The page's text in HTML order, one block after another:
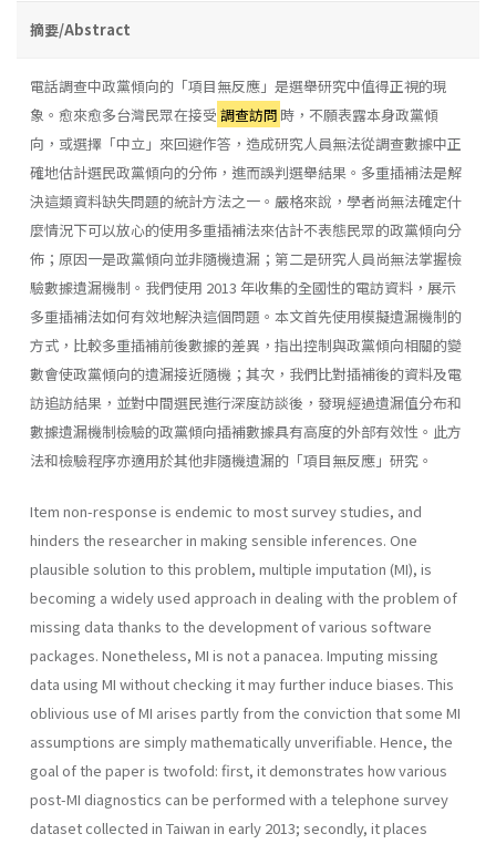
摘要/Abstract
電話調查中政黨傾向的「項目無反應」是選舉研究中值得正視的現
象。愈來愈多台灣民眾在接受 調查訪問 時，不願表露本身政黨傾
向，或選擇「中立」來回避作答，造成研究人員無法從調查數據中正
確地估計選民政黨傾向的分佈，進而誤判選舉結果。多重插補法是解
決這類資料缺失問題的統計方法之一。嚴格來說，學者尚無法確定什
麼情況下可以放心的使用多重插補法來估計不表態民眾的政黨傾向分
佈；原因一是政黨傾向並非隨機遺漏；第二是研究人員尚無法掌握檢
驗數據遺漏機制。我們使用 2013 年收集的全國性的電訪資料，展示
多重插補法如何有效地解決這個問題。本文首先使用模擬遺漏機制的
方式，比較多重插補前後數據的差異，指出控制與政黨傾向相關的變
數會使政黨傾向的遺漏接近隨機；其次，我們比對插補後的資料及電
訪追訪結果，並對中間選民進行深度訪談後，發現經過遺漏值分布和
數據遺漏機制檢驗的政黨傾向插補數據具有高度的外部有效性。此方
法和檢驗程序亦適用於其他非隨機遺漏的「項目無反應」研究。
Item non-response is endemic to most survey studies, and
hinders the researcher in making sensible inferences. One
plausible solution to this problem, multiple imputation (MI), is
becoming a widely used approach in dealing with the problem of
missing data thanks to the development of various software
packages. Nonetheless, MI is not a panacea. Imputing missing
data using MI without checking it may further induce biases. This
oblivious use of MI arises partly from the conviction that some MI
assumptions are simply mathematically unverifiable. Hence, the
goal of the paper is twofold: first, it demonstrates how various
post-MI diagnostics can be performed with a telephone survey
dataset collected in Taiwan in early 2013; secondly, it places